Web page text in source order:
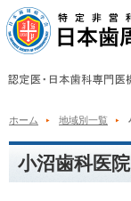
ホーム 地域別一覧
小沼歯科医院